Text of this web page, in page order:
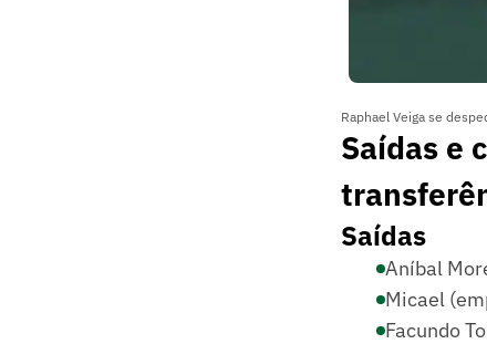
Raphael Veiga se
Saídas e
Saídas
Aníbal
Micael
Facundo